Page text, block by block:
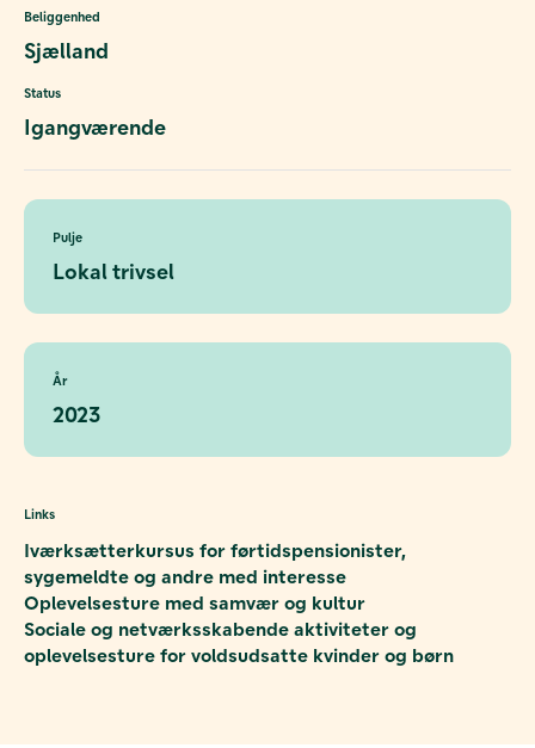
Beliggenhed
Sjælland
Status
Igangværende
Pulje
Lokal trivsel
År
2023
Links
Iværksætterkursus for førtidspensionister,
sygemeldte og andre med interesse
Oplevelsesture med samvær og kultur
Sociale og netværksskabende aktiviteter og
oplevelsesture for voldsudsatte kvinder og børn